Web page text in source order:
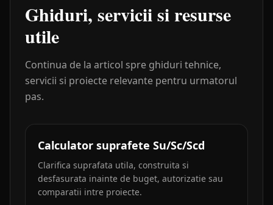
Ghiduri, servicii si resurse
utile
Continua de la articol spre ghiduri tehnice,
servicii si proiecte relevante pentru urmatorul
pas.
Calculator suprafete Su/Sc/Scd
Clarifica suprafata utila, construita si
desfasurata inainte de buget, autorizatie sau
comparatii intre proiecte.